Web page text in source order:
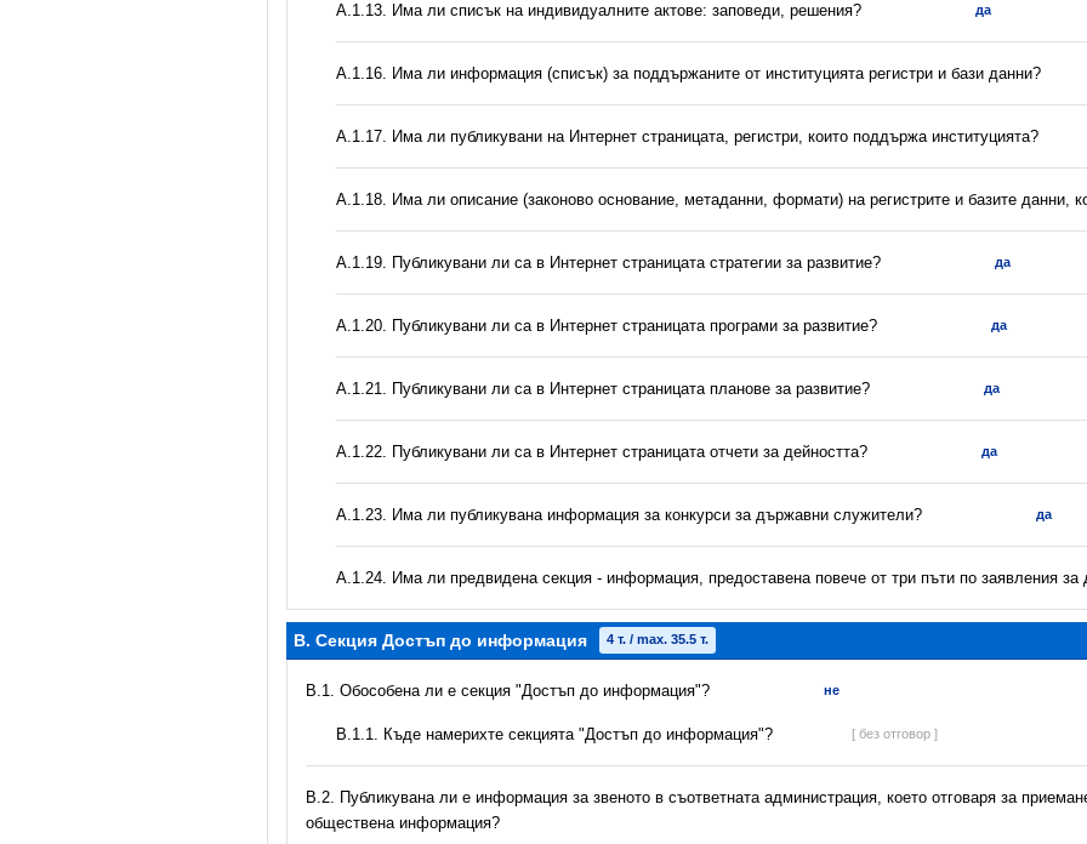
А.1.13. Има ли списък на индивидуалните актове: заповеди, решения? да
А.1.16. Има ли информация (списък) за поддържаните от институцията регистри и бази данни?
А.1.17. Има ли публикувани на Интернет страницата, регистри, които поддържа институцията?
А.1.18. Има ли описание (законово основание, метаданни, формати) на регистрите и базите данни,
А.1.19. Публикувани ли са в Интернет страницата стратегии за развитие? да
А.1.20. Публикувани ли са в Интернет страницата програми за развитие? да
А.1.21. Публикувани ли са в Интернет страницата планове за развитие? да
А.1.22. Публикувани ли са в Интернет страницата отчети за дейността? да
А.1.23. Има ли публикувана информация за конкурси за държавни служители? да
А.1.24. Има ли предвидена секция - информация, предоставена повече от три пъти по заявления за
B. Секция Достъп до информация 4 т. / max. 35.5 т.
В.1. Обособена ли е секция "Достъп до информация"? не
В.1.1. Къде намерихте секцията "Достъп до информация"? [ без отговор ]
В.2. Публикувана ли е информация за звеното в съответната администрация, което отговаря за
обществена информация?